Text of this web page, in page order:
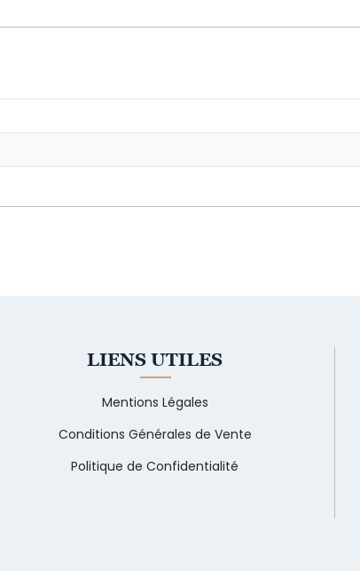
LIENS UTILES
Mentions Légales
Conditions Générales de Vente
Politique de Confidentialité